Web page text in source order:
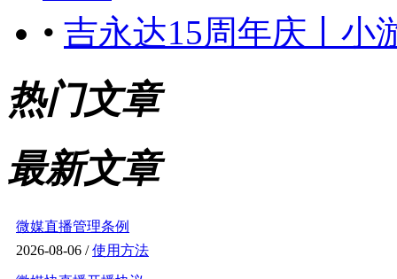
• 吉永达15周年庆丨小
热门文章
最新文章
微媒直播管理条例
2026-08-06 /使用方法